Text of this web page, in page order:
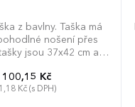
z bavlny. Taška má
nošení přes
jsou 37x42 cm a
Kč
Kč (s DPH)